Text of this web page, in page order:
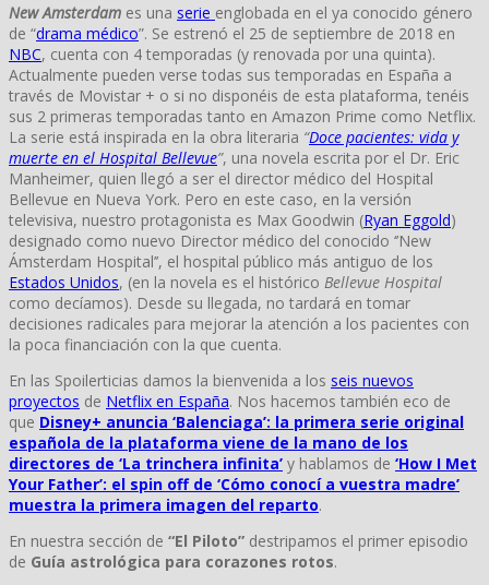
New Amsterdam es una serie englobada en el ya conocido género
de “drama médico”. Se estrenó el 25 de septiembre de 2018 en
NBC, cuenta con 4 temporadas (y renovada por una quinta).
Actualmente pueden verse todas sus temporadas en España a
través de Movistar + o si no disponéis de esta plataforma, tenéis
sus 2 primeras temporadas tanto en Amazon Prime como Netflix.
La serie está inspirada en la obra literaria “Doce pacientes: vida y
muerte en el Hospital Bellevue”, una novela escrita por el Dr. Eric
Manheimer, quien llegó a ser el director médico del Hospital
Bellevue en Nueva York. Pero en este caso, en la versión
televisiva, nuestro protagonista es Max Goodwin (Ryan Eggold)
designado como nuevo Director médico del conocido ‘’New
Ámsterdam Hospital’’, el hospital público más antiguo de los
Estados Unidos, (en la novela es el histórico Bellevue Hospital
como decíamos). Desde su llegada, no tardará en tomar
decisiones radicales para mejorar la atención a los pacientes con
la poca financiación con la que cuenta.
En las Spoilerticias damos la bienvenida a los seis nuevos
proyectos de Netflix en España. Nos hacemos también eco de
que Disney+ anuncia ‘Balenciaga’: la primera serie original
española de la plataforma viene de la mano de los
directores de ‘La trinchera infinita’ y hablamos de ‘How I Met
Your Father’: el spin off de ‘Cómo conocí a vuestra madre’
muestra la primera imagen del reparto.
En nuestra sección de “El Piloto” destripamos el primer episodio
de Guía astrológica para corazones rotos.